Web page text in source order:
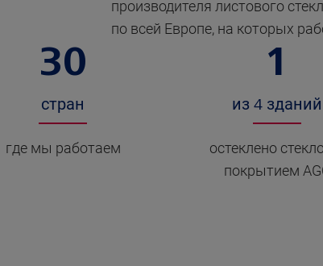
производителя листового
по всей Европе, на которых
30
стран
где мы работаем
1
из 4 зданий
остеклено
покрытием